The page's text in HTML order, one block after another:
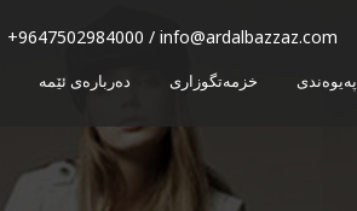
دەربارەی ئێمە خزمەتگوزاری پەیوەندی
+9647502984000 / info@ardalbazzaz.com